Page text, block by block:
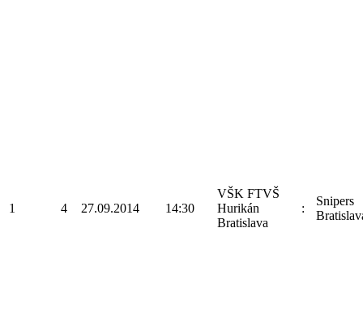
1 4 27.09.2014 14:30
VŠK FTVŠ
Hurikán
Bratislava
:
Snipers